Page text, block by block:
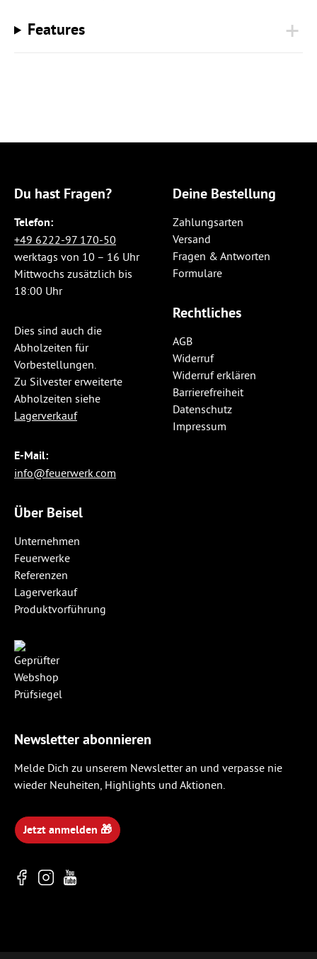
Features
Du hast Fragen?
Telefon:
+49 6222-97 170-50
werktags von 10 – 16 Uhr
Mittwochs zusätzlich bis
18:00 Uhr
Dies sind auch die
Abholzeiten für
Vorbestellungen.
Zu Silvester erweiterte
Abholzeiten siehe
Lagerverkauf
E-Mail:
info@feuerwerk.com
Deine Bestellung
Zahlungsarten
Versand
Fragen & Antworten
Formulare
Rechtliches
AGB
Widerruf
Widerruf erklären
Barrierefreiheit
Datenschutz
Impressum
Über Beisel
Unternehmen
Feuerwerke
Referenzen
Lagerverkauf
Produktvorführung
Newsletter abonnieren
Melde Dich zu unserem Newsletter an und verpasse nie
wieder Neuheiten, Highlights und Aktionen.
Jetzt anmelden 🎁